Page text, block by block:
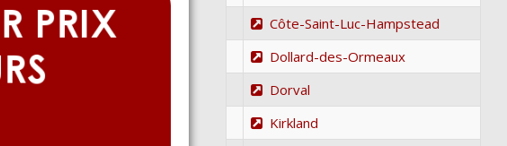
Côte-Saint-Luc-Hampstead
Dollard-des-Ormeaux
Dorval
Kirkland